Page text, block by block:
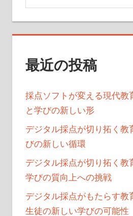
ョ
ン
最近の投稿
採点ソフトが変える現代教
と学びの新しい形
デジタル採点が切り拓く教
びの新しい循環
デジタル採点が切り拓く教
学びの質向上への挑戦
デジタル採点がもたらす教
生徒の新しい学びの可能性